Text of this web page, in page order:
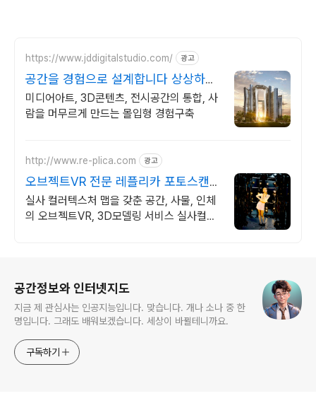
https://www.jddigitalstudio.com/ 광고
공간을 경험으로 설계합니다 상상하는
모든 것을 구현!
미디어아트, 3D콘텐츠, 전시공간의 통합, 사
람을 머무르게 만드는 몰입형 경험구축
http://www.re-plica.com 광고
오브젝트VR 전문 레플리카 포토스캔
부스, 실사3D스캔!
실사 컬러텍스처 맵을 갖춘 공간, 사물, 인체
의 오브젝트VR, 3D모델링 서비스 실사컬러
공간정보와 인터넷지도
지금 제 관심사는 인공지능입니다. 맞습니다. 개나 소나 중 한
명입니다. 그래도 배워보겠습니다. 세상이 바뀔테니까요.
구독하기